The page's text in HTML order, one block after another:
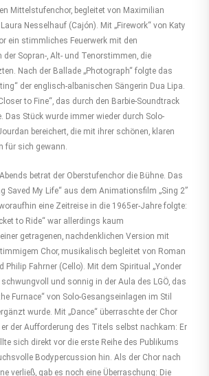
Mittelstufenchor, begleitet von Maximilian
Nesselhauf (Cajón). Mit „Firework“ von Katy
ein stimmliches Feuerwerk mit den
der Sopran-, Alt- und Tenorstimmen, die
Nach der Ballade „Photograph“ folgte das
der englisch-albanischen Sängerin Dua Lipa.
to Fine“, das durch den Barbie-Soundtrack
Das Stück wurde immer wieder durch Solo-
bereichert, die mit ihrer schönen, klaren
für sich gewann.
betrat der Oberstufenchor die Bühne. Das
Saved My Life“ aus dem Animationsfilm „Sing 2”
eine Zeitreise in die 1965er-Jahre folgte:
to Ride“ war allerdings kaum
getragenen, nachdenklichen Version mit
Chor, musikalisch begleitet von Roman
Philip Fahrner (Cello). Mit dem Spiritual „Yonder
schwungvoll und sonnig in der Aula des LGÖ, das
Furnace“ von Solo-Gesangseinlagen im Stil
wurde. Mit „Dance“ überraschte der Chor
der Aufforderung des Titels selbst nachkam: Er
sich direkt vor die erste Reihe des Publikums
Bodypercussion hin. Als der Chor nach
verließ, gab es noch eine Überraschung: Die